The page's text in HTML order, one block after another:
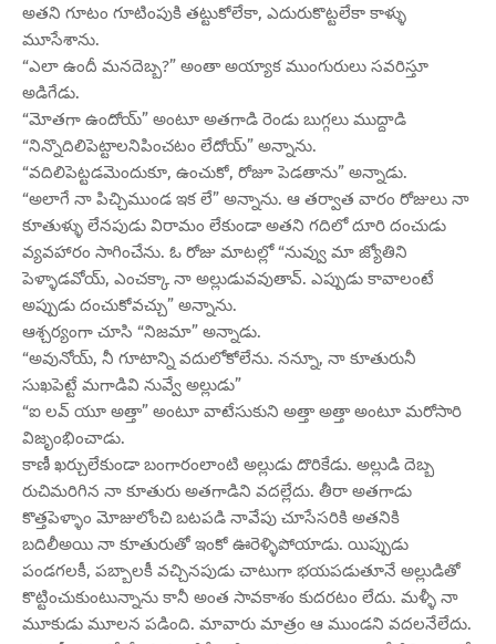
అతని గూటం గూటింపుకి తట్టుకోలేకా, ఎదురుకొట్టలేకా కాళ్ళు
మూసేశాను.
“ఎలా ఉందీ మనదెబ్బ?” అంతా అయ్యాక ముంగురులు సవరిస్తూ
అడిగేడు.
“మోతగా ఉందోయ్” అంటూ అతగాడి రెండు బుగ్గలు ముద్దాడి
“నిన్నొదిలిపెట్టాలనిపించటం లేదోయ్” అన్నాను.
“వదిలిపెట్టడమెందుకూ, ఉంచుకో, రోజూ పెడతాను” అన్నాడు.
“అలాగే నా పిచ్చిముండ ఇక లే” అన్నాను. ఆ తర్వాత వారం రోజులు నా
కూతుళ్ళు లేనపుడు విరామం లేకుండా అతని గదిలో దూరి దంచుడు
వ్యవహారం సాగించేను. ఓ రోజు మాటల్లో “నువ్వు మా జ్యోతిని
పెళ్ళాడవోయ్, ఎంచక్కా నా అల్లుడువవుతావ్. ఎప్పుడు కావాలంటే
అప్పుడు దంచుకోవచ్చు” అన్నాను.
ఆశ్చర్యంగా చూసి “నిజమా” అన్నాడు.
“అవునోయ్, నీ గూటాన్ని వదులోకోలేను. నన్నూ, నా కూతురునీ
సుఖపెట్టే మగాడివి నువ్వే అల్లుడు”
“ఐ లవ్ యూ అత్తా” అంటూ వాటేసుకుని అత్తా అత్తా అంటూ మరోసారి
విజృంభించాడు.
కాణీ ఖర్చులేకుండా బంగారంలాంటి అల్లుడు దొరికేడు. అల్లుడి దెబ్బ
రుచిమరిగిన నా కూతురు అతగాడిని వదల్లేదు. తీరా అతగాడు
కొత్తపెళ్ళాం మోజులోంచి బటపడి నావేపు చూసేసరికి అతనికి
బదిలీఅయి నా కూతురుతో ఇంకో ఊరెళ్ళిపోయాడు. యిప్పుడు
పండగలకీ, పబ్బాలకీ వచ్చినపుడు చాటుగా భయపడుతూనే అల్లుడితో
కొట్టించుకుంటున్నాను కానీ అంత సావకాశం కుదరటం లేదు. మళ్ళీ నా
మూకుడు మూలన పడింది. మావారు మాత్రం ఆ ముండని వదలనేలేదు.